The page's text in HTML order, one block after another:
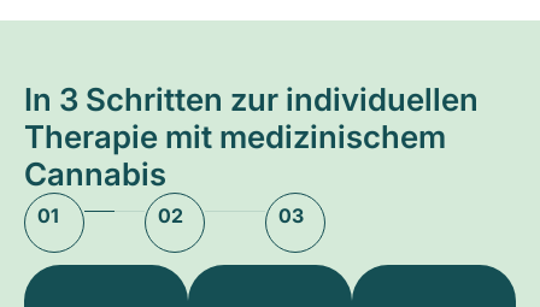
In 3 Schritten zur individuellen
Therapie mit medizinischem
Cannabis
01 02 03